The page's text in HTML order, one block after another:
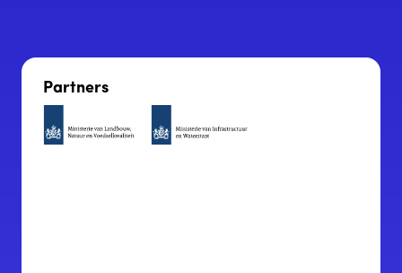
Partners